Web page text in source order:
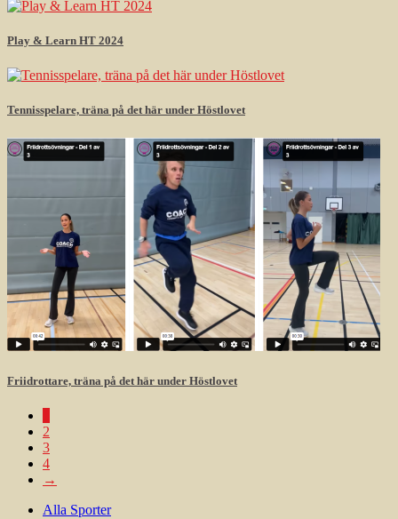
Play & Learn HT 2024
Tennisspelare, träna på det här under Höstlovet
Friidrottare, träna på det här under Höstlovet
2
3
4
→
Alla Sporter